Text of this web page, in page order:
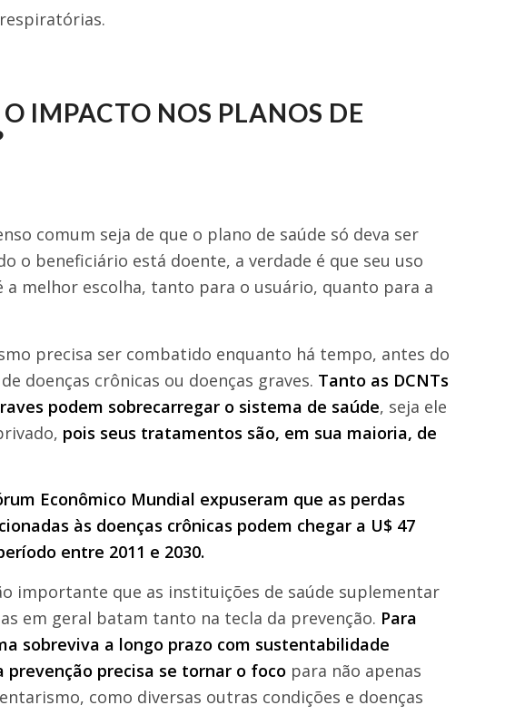
IMPACTO NOS PLANOS DE
comum seja de que o plano de saúde só deva ser
o beneficiário está doente, a verdade é que seu uso
a melhor escolha, tanto para o usuário, quanto para a
precisa ser combatido enquanto há tempo, antes do
doenças crônicas ou doenças graves. Tanto as DCNTs
podem sobrecarregar o sistema de saúde, seja ele
pois seus tratamentos são, em sua maioria, de
Econômico Mundial expuseram que as perdas
às doenças crônicas podem chegar a U$ 47
entre 2011 e 2030.
importante que as instituições de saúde suplementar
em geral batam tanto na tecla da prevenção. Para
sobreviva a longo prazo com sustentabilidade
prevenção precisa se tornar o foco para não apenas
como diversas outras condições e doenças